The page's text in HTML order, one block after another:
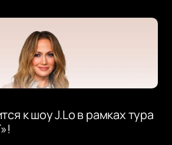
к шоу J.Lo в рамках тура